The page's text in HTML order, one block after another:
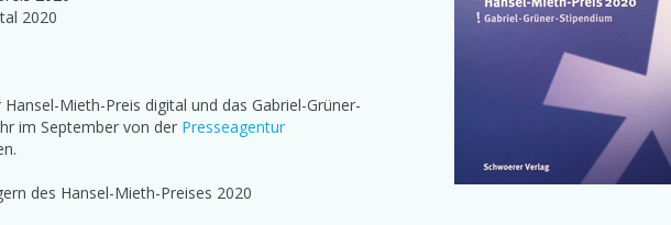
2020
Mieth-Preis digital und das Gabriel-Grüner-
im September von der Presseagentur
des Hansel-Mieth-Preises 2020